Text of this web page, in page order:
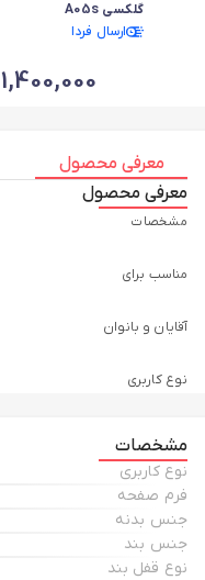
گلکسی A05s
ارسال فردا
1,400,000
معرفی محصول
معرفی محصول
مشخصات
نوع کاربری
فرم صفحه
جنس بدنه
جنس بند
نوع قفل بند